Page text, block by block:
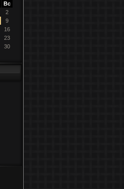
Вс
2
9
16
23
30